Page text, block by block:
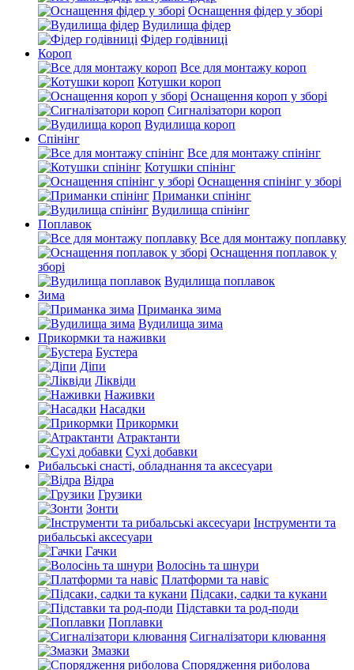
Оснащення фідер у зборі
Вудилища фідер
Фідер годівниці
Короп
Все для монтажу короп
Котушки короп
Оснащення короп у зборі
Сигналізатори короп
Вудилища короп
Спінінг
Все для монтажу спінінг
Котушки спінінг
Оснащення спінінг у зборі
Приманки спінінг
Вудилища спінінг
Поплавок
Все для монтажу поплавку
Оснащення поплавок у
зборі
Вудилища поплавок
Зима
Приманка зима
Вудилища зима
Прикормки та наживки
Бустера
Діпи
Ліквіди
Наживки
Насадки
Прикормки
Атрактанти
Сухі добавки
Рибальські снасті, обладнання та аксесуари
Відра
Грузики
Зонти
Інструменти та
рибальські аксесуари
Гачки
Волосінь та шнури
Платформи та навіс
Підсаки, садки та кукани
Підставки та род-поди
Поплавки
Сигналізатори клювання
Змазки
Спорядження риболова